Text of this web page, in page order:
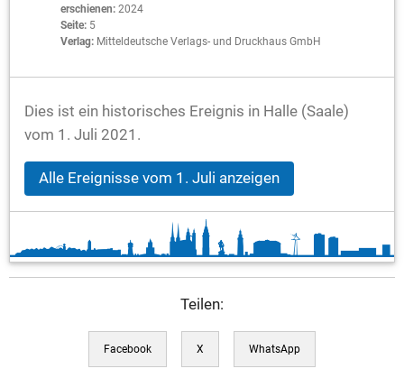
erschienen: 2024
Seite: 5
Verlag: Mitteldeutsche Verlags- und Druckhaus GmbH
Dies ist ein historisches Ereignis in Halle (Saale)
vom 1. Juli 2021.
Alle Ereignisse vom 1. Juli anzeigen
Teilen:
Facebook X WhatsApp